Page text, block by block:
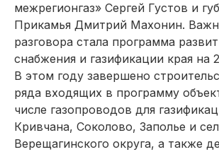
межрегионгаз» Сергей Густов и
Прикамья Дмитрий Махонин.
разговора стала программа
снабжения и газификации края на
В этом году завершено
ряда входящих в программу
числе газопроводов для
Кривчана, Соколово, Заполье и
Верещагинского округа, а также